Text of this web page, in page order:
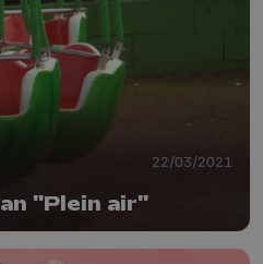
22/03/2021
"Plein air"